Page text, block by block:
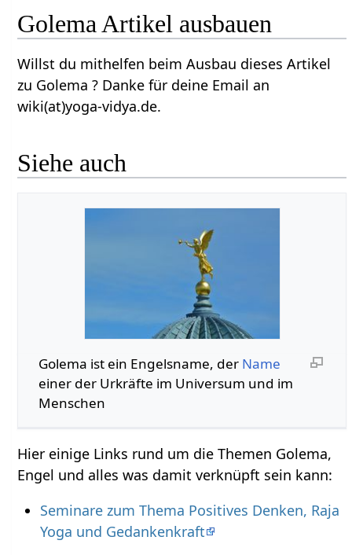
Golema Artikel ausbauen
Willst du mithelfen beim Ausbau dieses Artikel
zu Golema ? Danke für deine Email an
wiki(at)yoga-vidya.de.
Siehe auch
Golema ist ein Engelsname, der Name
einer der Urkräfte im Universum und im
Menschen
Hier einige Links rund um die Themen Golema,
Engel und alles was damit verknüpft sein kann:
Seminare zum Thema Positives Denken, Raja
Yoga und Gedankenkraft